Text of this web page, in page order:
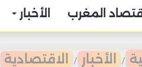
المغرب الأخبار
/ الأخبار / الاقتصادية